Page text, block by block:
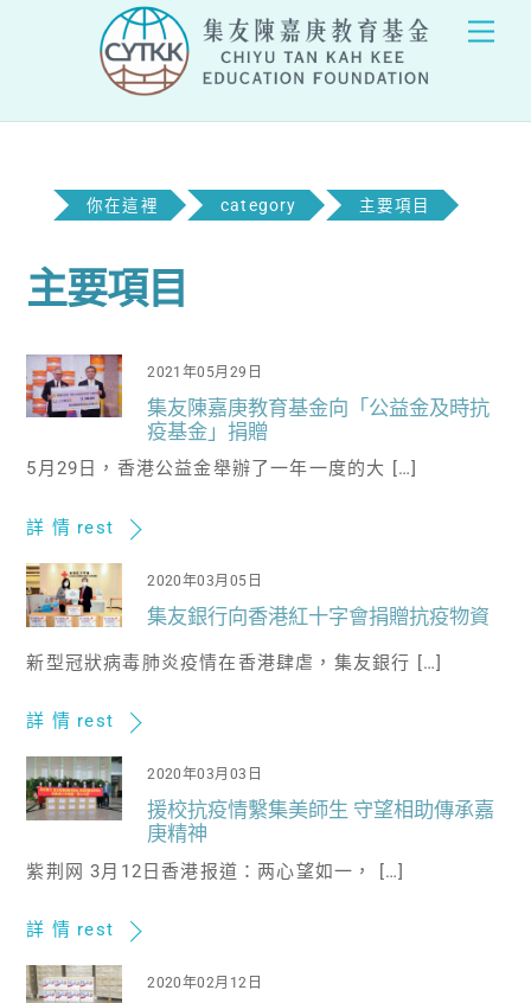
你在這裡 category 主要項目
主要項目
2021年05月29日
集友陳嘉庚教育基金向「公益金及時抗
疫基金」捐贈
5月29日，香港公益金舉辦了一年一度的大 […]
詳 情 rest
2020年03月05日
集友銀行向香港紅十字會捐贈抗疫物資
新型冠狀病毒肺炎疫情在香港肆虐，集友銀行 […]
詳 情 rest
2020年03月03日
援校抗疫情繫集美師生 守望相助傳承嘉
庚精神
紫荆网 3月12日香港报道：两心望如一， […]
詳 情 rest
2020年02月12日